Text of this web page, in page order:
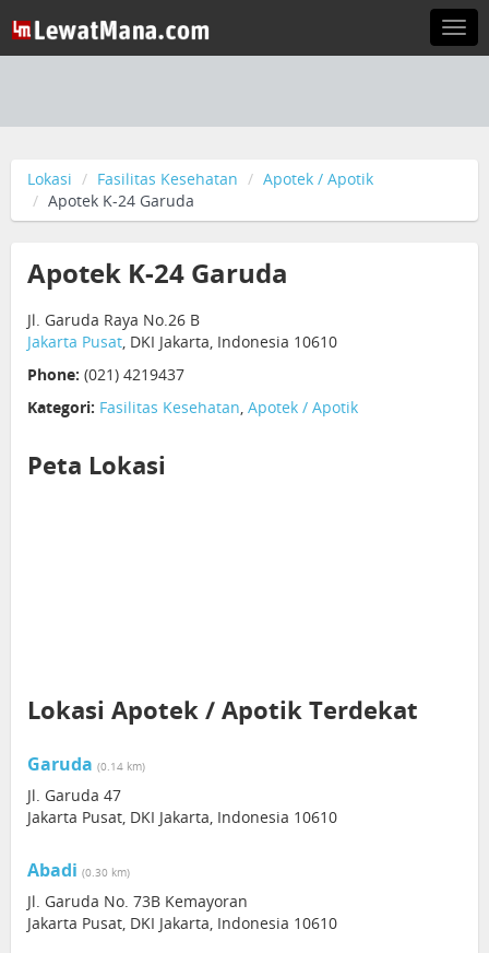
Lokasi Fasilitas Kesehatan
Apotek / Apotik
Apotek K-24 Garuda
Apotek K-24 Garuda
Jl. Garuda Raya No.26 B
Jakarta Pusat, DKI Jakarta, Indonesia 10610
Phone: (021) 4219437
Kategori: Fasilitas Kesehatan, Apotek / Apotik
Peta Lokasi
Lokasi Apotek / Apotik Terdekat
Garuda (0.14 km)
Jl. Garuda 47
Jakarta Pusat, DKI Jakarta, Indonesia 10610
Abadi (0.30 km)
Jl. Garuda No. 73B Kemayoran
Jakarta Pusat, DKI Jakarta, Indonesia 10610